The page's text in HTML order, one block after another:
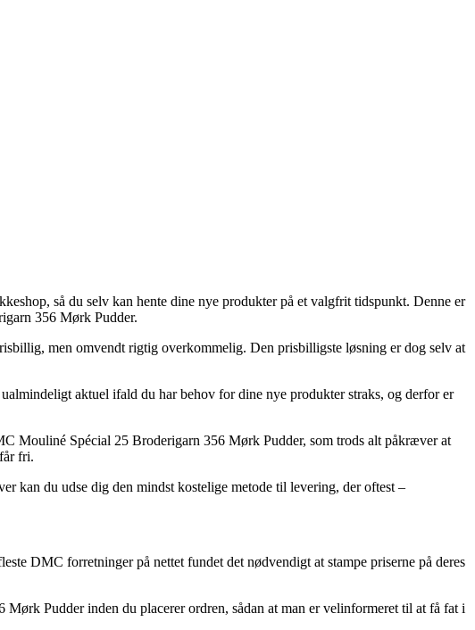
så du selv kan hente dine nye produkter på et valgfrit tidspunkt. Denne er
356 Mørk Pudder.
men omvendt rigtig overkommelig. Den prisbilligste løsning er dog selv at
aktuel ifald du har behov for dine nye produkter straks, og derfor er
Mouliné Spécial 25 Broderigarn 356 Mørk Pudder, som trods alt påkræver at
fri.
kan du udse dig den mindst kostelige metode til levering, der oftest –
DMC forretninger på nettet fundet det nødvendigt at stampe priserne på deres
Pudder inden du placerer ordren, sådan at man er velinformeret til at få fat i